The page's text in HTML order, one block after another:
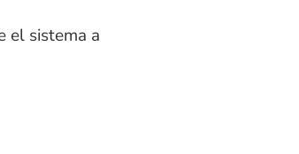
el sistema a